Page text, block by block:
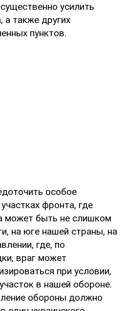
усилить
а также других
пунктов.
особое
фронта, где
может быть не слишком
на юге нашей страны, на
где, по
враг может
при условии,
в нашей обороне.
обороны должно